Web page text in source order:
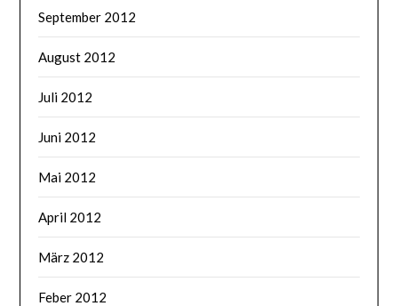
September 2012
August 2012
Juli 2012
Juni 2012
Mai 2012
April 2012
März 2012
Feber 2012